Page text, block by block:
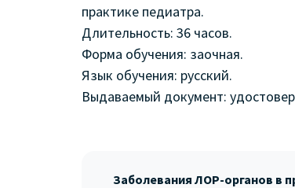
практике педиатра.
Длительность: 36 часов.
Форма обучения: заочная.
Язык обучения: русский.
Выдаваемый документ:
Заболевания ЛОР-органов в